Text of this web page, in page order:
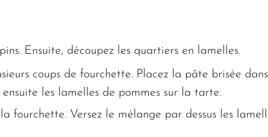
Ensuite, découpez les quartiers en lamelles.
coups de fourchette. Placez la pâte brisée
les lamelles de pommes sur la tarte.
Versez le mélange par dessus les